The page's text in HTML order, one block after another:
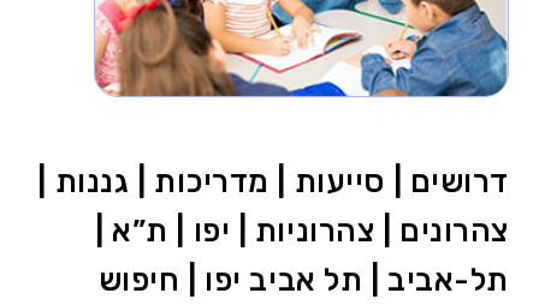
דרושים | סייעות | מדריכות | גננות |
צהרונים | צהרוניות | יפו | ת”א |
תל-אביב | תל אביב יפו | חיפוש